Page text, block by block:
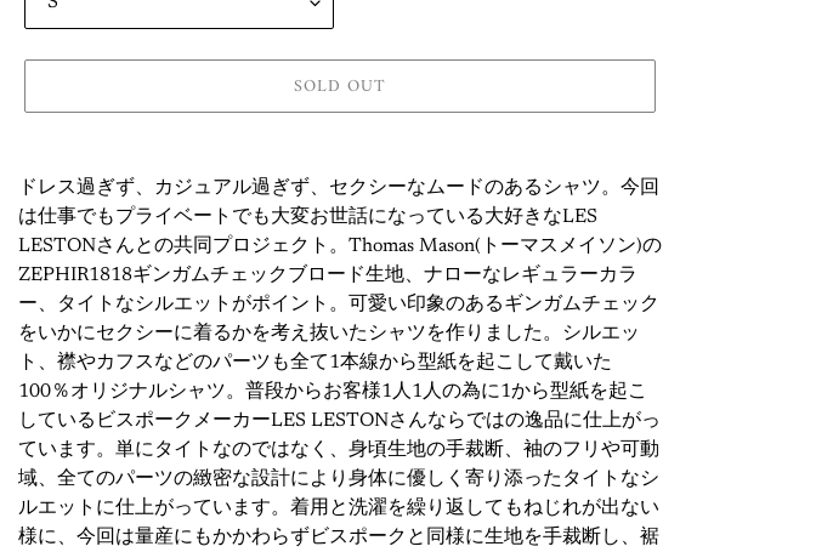
SOLD OUT
product
to
your
cart
ドレス過ぎず、カジュアル過ぎず、セクシーなムードのあるシャツ。今回
は仕事でもプライベートでも大変お世話になっている大好きなLES
LESTONさんとの共同プロジェクト。Thomas Mason(トーマスメイソン)の
ZEPHIR1818ギンガムチェックブロード生地、ナローなレギュラーカラ
ー、タイトなシルエットがポイント。可愛い印象のあるギンガムチェック
をいかにセクシーに着るかを考え抜いたシャツを作りました。シルエッ
ト、襟やカフスなどのパーツも全て1本線から型紙を起こして戴いた
100％オリジナルシャツ。普段からお客様1人1人の為に1から型紙を起こ
しているビスポークメーカーLES LESTONさんならではの逸品に仕上がっ
ています。単にタイトなのではなく、身頃生地の手裁断、袖のフリや可動
域、全てのパーツの緻密な設計により身体に優しく寄り添ったタイトなシ
ルエットに仕上がっています。着用と洗濯を繰り返してもねじれが出ない
様に、今回は量産にもかかわらずビスポークと同様に生地を手裁断し、裾